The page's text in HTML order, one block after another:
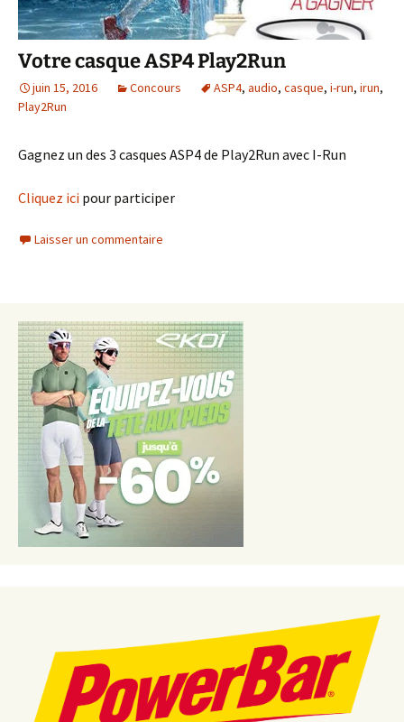
Votre casque ASP4 Play2Run
juin 15, 2016 Concours ASP4, audio, casque, i-run, irun,
Play2Run
Gagnez un des 3 casques ASP4 de Play2Run avec I-Run
Cliquez ici pour participer
Laisser un commentaire